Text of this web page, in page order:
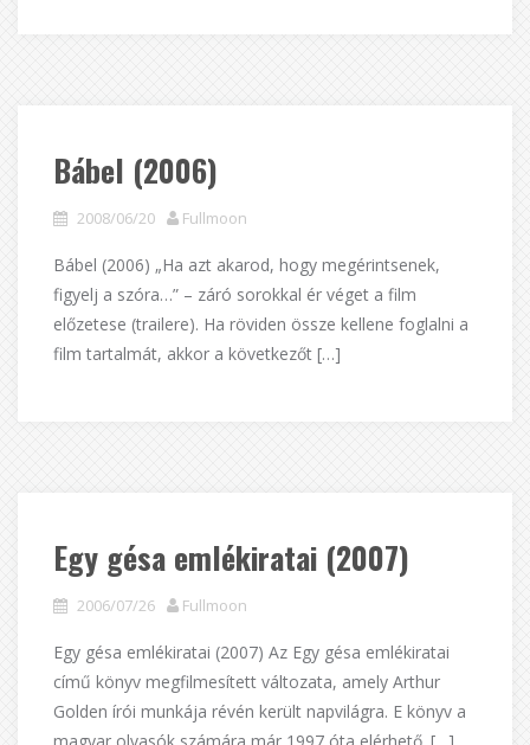
Bábel (2006)
2008/06/20 Fullmoon
Bábel (2006) „Ha azt akarod, hogy megérintsenek,
figyelj a szóra…” – záró sorokkal ér véget a film
előzetese (trailere). Ha röviden össze kellene foglalni a
film tartalmát, akkor a következőt […]
Egy gésa emlékiratai (2007)
2006/07/26 Fullmoon
Egy gésa emlékiratai (2007) Az Egy gésa emlékiratai
című könyv megfilmesített változata, amely Arthur
Golden írói munkája révén került napvilágra. E könyv a